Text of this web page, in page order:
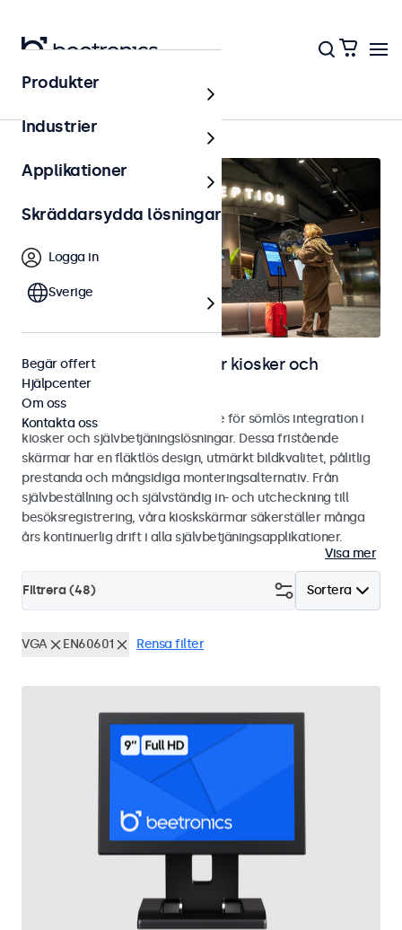
Hem
Bild- och touchskärmar för kiosker och
självservicelösningar
Bild- och touchskärmar designade för sömlös integration i
kiosker och självbetjäningslösningar. Dessa fristående
skärmar har en fläktlös design, utmärkt bildkvalitet, pålitlig
prestanda och mångsidiga monteringsalternativ. Från
självbeställning och självständig in- och utcheckning till
besöksregistrering, våra kioskskärmar säkerställer många
års kontinuerlig drift i alla självbetjäningsapplikationer.
Visa mer
Sortera
Filtrera (48)
VGA EN60601 Rensa filter
Produkter
Industrier
Applikationer
Skräddarsydda lösningar
Logga in
Sverige
Begär offert
Hjälpcenter
Om oss
Kontakta oss